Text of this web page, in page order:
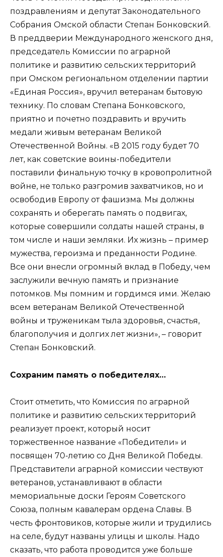
поздравлениям и депутат Законодательного
Собрания Омской области Степан Бонковский.
В преддверии Международного женского дня,
председатель Комиссии по аграрной
политике и развитию сельских территорий
при Омском региональном отделении партии
«Единая Россия», вручил ветеранам бытовую
технику. По словам Степана Бонковского,
приятно и почетно поздравить и вручить
медали живым ветеранам Великой
Отечественной Войны. «В 2015 году будет 70
лет, как советские воины-победители
поставили финальную точку в кровопролитной
войне, не только разгромив захватчиков, но и
освободив Европу от фашизма. Мы должны
сохранять и оберегать память о подвигах,
которые совершили солдаты нашей страны, в
том числе и наши земляки. Их жизнь – пример
мужества, героизма и преданности Родине.
Все они внесли огромный вклад в Победу, чем
заслужили вечную память и признание
потомков. Мы помним и гордимся ими. Желаю
всем ветеранам Великой Отечественной
войны и труженикам тыла здоровья, счастья,
благополучия и долгих лет жизни», – говорит
Степан Бонковский.
Сохраним память о победителях…
Стоит отметить, что Комиссия по аграрной
политике и развитию сельских территорий
реализует проект, который носит
торжественное название «Победители» и
посвящен 70-летию со Дня Великой Победы.
Представители аграрной комиссии чествуют
ветеранов, устанавливают в области
мемориальные доски Героям Советского
Союза, полным кавалерам ордена Славы. В
честь фронтовиков, которые жили и трудились
на селе, будут названы улицы и школы. Надо
сказать, что работа проводится уже больше